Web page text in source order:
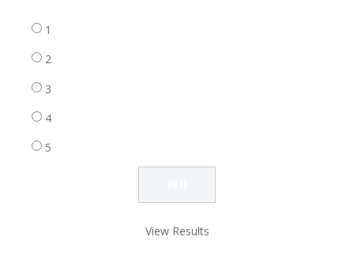
1
2
3
4
5
View Results